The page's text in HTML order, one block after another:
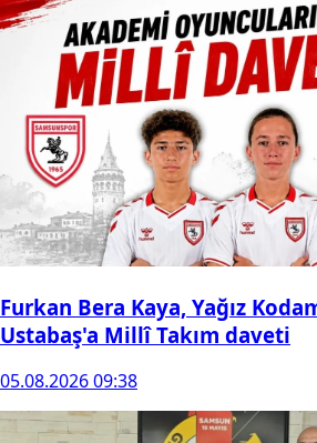
Furkan Bera Kaya, Yağız
Ustabaş'a Millî Takım daveti
05.08.2026 09:38